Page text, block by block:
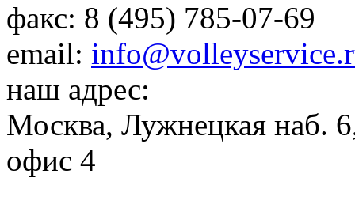
факс: 8 (495) 785-07-69
email:
наш адрес:
Москва, Лужнецкая наб.
офис 4